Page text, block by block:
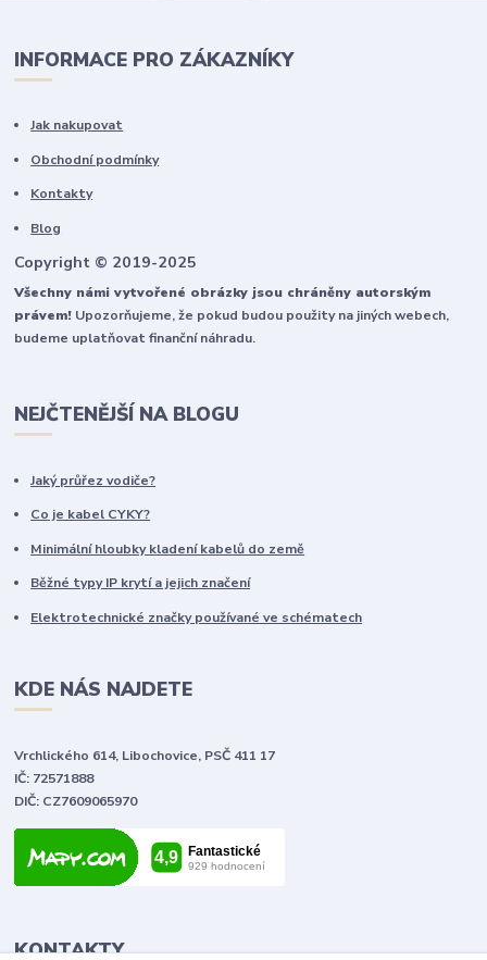
INFORMACE PRO ZÁKAZNÍKY
Jak nakupovat
Obchodní podmínky
Kontakty
Blog
Copyright © 2019-2025
Všechny námi vytvořené obrázky jsou chráněny autorským
právem! Upozorňujeme, že pokud budou použity na jiných webech,
budeme uplatňovat finanční náhradu.
NEJČTENĚJŠÍ NA BLOGU
Jaký průřez vodiče?
Co je kabel CYKY?
Minimální hloubky kladení kabelů do země
Běžné typy IP krytí a jejich značení
Elektrotechnické značky používané ve schématech
KDE NÁS NAJDETE
Vrchlického 614, Libochovice, PSČ 411 17
IČ: 72571888
DIČ: CZ7609065970
KONTAKTY